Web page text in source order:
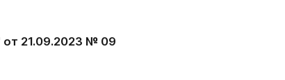
21.09.2023 № 09